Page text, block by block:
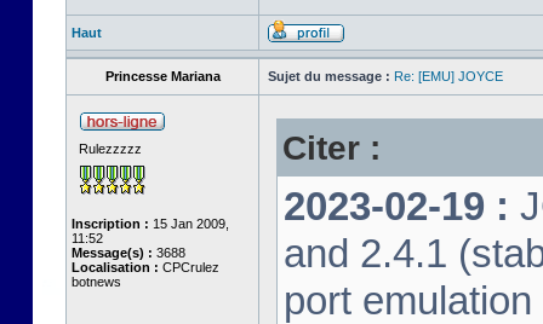
Haut
Princesse Mariana Sujet du message : Re: [EMU] JOYCE
Rulezzzzz
Inscription : 15 Jan 2009,
11:52
Message(s) : 3688
Localisation : CPCrulez
botnews
Citer :
2023-02-19 :
and 2.4.1
port